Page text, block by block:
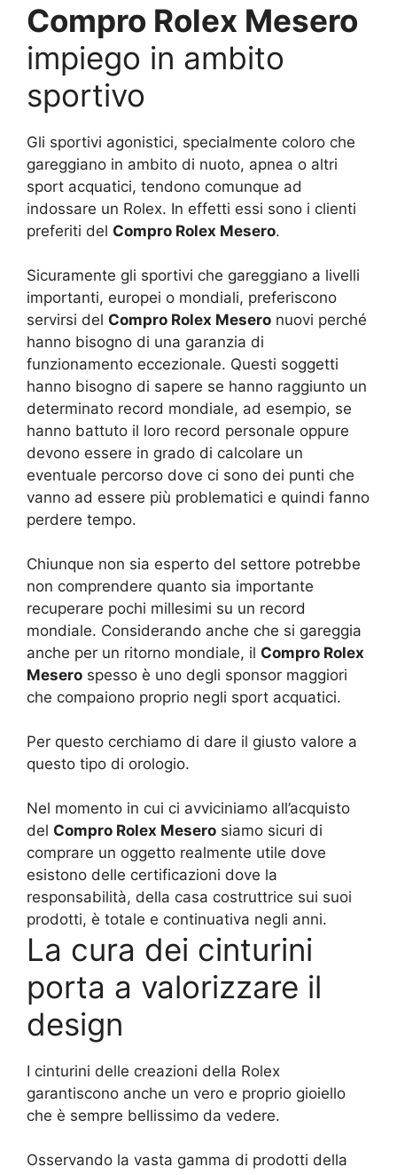
Compro Rolex Mesero
impiego in ambito
sportivo
Gli sportivi agonistici, specialmente coloro che
gareggiano in ambito di nuoto, apnea o altri
sport acquatici, tendono comunque ad
indossare un Rolex. In effetti essi sono i clienti
preferiti del Compro Rolex Mesero.
Sicuramente gli sportivi che gareggiano a livelli
importanti, europei o mondiali, preferiscono
servirsi del Compro Rolex Mesero nuovi perché
hanno bisogno di una garanzia di
funzionamento eccezionale. Questi soggetti
hanno bisogno di sapere se hanno raggiunto un
determinato record mondiale, ad esempio, se
hanno battuto il loro record personale oppure
devono essere in grado di calcolare un
eventuale percorso dove ci sono dei punti che
vanno ad essere più problematici e quindi fanno
perdere tempo.
Chiunque non sia esperto del settore potrebbe
non comprendere quanto sia importante
recuperare pochi millesimi su un record
mondiale. Considerando anche che si gareggia
anche per un ritorno mondiale, il Compro Rolex
Mesero spesso è uno degli sponsor maggiori
che compaiono proprio negli sport acquatici.
Per questo cerchiamo di dare il giusto valore a
questo tipo di orologio.
Nel momento in cui ci avviciniamo all’acquisto
del Compro Rolex Mesero siamo sicuri di
comprare un oggetto realmente utile dove
esistono delle certificazioni dove la
responsabilità, della casa costruttrice sui suoi
prodotti, è totale e continuativa negli anni.
La cura dei cinturini
porta a valorizzare il
design
I cinturini delle creazioni della Rolex
garantiscono anche un vero e proprio gioiello
che è sempre bellissimo da vedere.
Osservando la vasta gamma di prodotti della